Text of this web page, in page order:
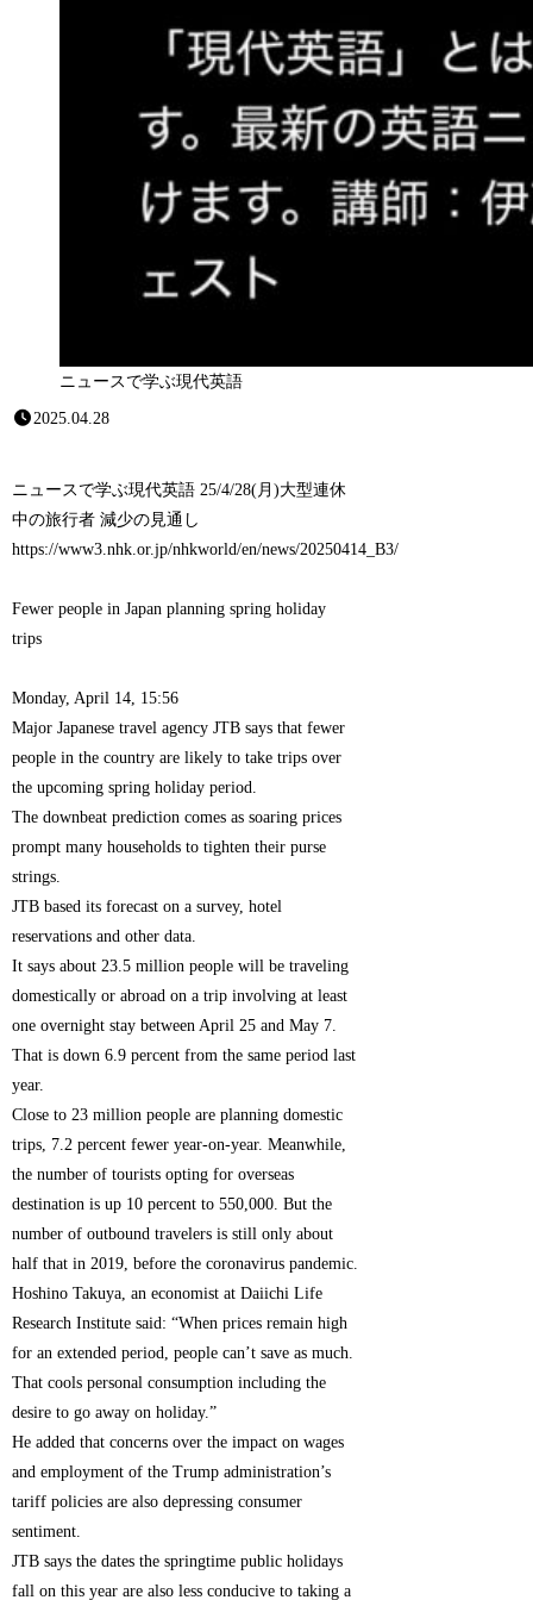
ニュースで学ぶ現代英語
2025.04.28
ニュースで学ぶ現代英語 25/4/28(月)大型連休
中の旅行者 減少の見通し
https://www3.nhk.or.jp/nhkworld/en/news/20250414_B3/
Fewer people in Japan planning spring holiday
trips
Monday, April 14, 15:56
Major Japanese travel agency JTB says that fewer
people in the country are likely to take trips over
the upcoming spring holiday period.
The downbeat prediction comes as soaring prices
prompt many households to tighten their purse
strings.
JTB based its forecast on a survey, hotel
reservations and other data.
It says about 23.5 million people will be traveling
domestically or abroad on a trip involving at least
one overnight stay between April 25 and May 7.
That is down 6.9 percent from the same period last
year.
Close to 23 million people are planning domestic
trips, 7.2 percent fewer year-on-year. Meanwhile,
the number of tourists opting for overseas
destination is up 10 percent to 550,000. But the
number of outbound travelers is still only about
half that in 2019, before the coronavirus pandemic.
Hoshino Takuya, an economist at Daiichi Life
Research Institute said: “When prices remain high
for an extended period, people can’t save as much.
That cools personal consumption including the
desire to go away on holiday.”
He added that concerns over the impact on wages
and employment of the Trump administration’s
tariff policies are also depressing consumer
sentiment.
JTB says the dates the springtime public holidays
fall on this year are also less conducive to taking a